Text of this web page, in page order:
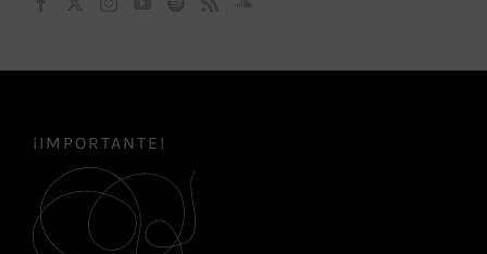
¡IMPORTANTE!